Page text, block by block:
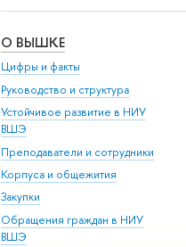
О ВЫШКЕ
Цифры и факты
Руководство и структура
Устойчивое развитие в НИУ
ВШЭ
Преподаватели и сотрудники
Корпуса и общежития
Закупки
Обращения граждан в НИУ
ВШЭ